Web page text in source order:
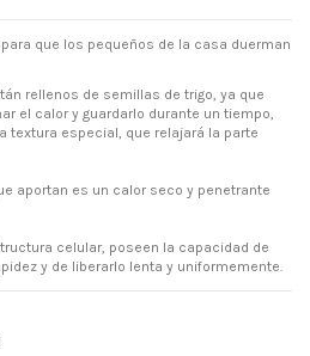
que los pequeños de la casa duerman
rellenos de semillas de trigo, ya que
el calor y guardarlo durante un tiempo,
textura especial, que relajará la parte
aportan es un calor seco y penetrante
celular, poseen la capacidad de
y de liberarlo lenta y uniformemente.